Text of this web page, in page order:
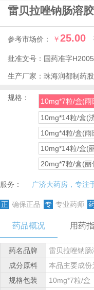
雷贝拉唑钠肠溶
参考市场价： ￥25.00
批准文号： 国药准字
生产厂家： 珠海润都制药
规格： 10mg*7粒/盒(雨
10mg*14粒/盒(
10mg*4粒/盒(雨
10mg*14粒/盒(
20mg*7粒/盒(丽
服务： 广济大药房，专注
正 确保正品 专 专业药师
药品概况 用药
药名品牌
雷贝拉唑钠
成分原料
本品主要成份
规格包装
10mg*7粒/盒